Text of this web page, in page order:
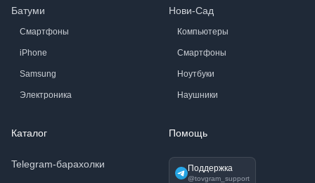
Батуми
Смартфоны
iPhone
Samsung
Электроника
Нови-Сад
Компьютеры
Смартфоны
Ноутбуки
Наушники
Каталог
Telegram-барахолки
Помощь
Поддержка
@tovgram_support